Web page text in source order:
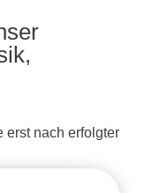
erst nach erfolgter